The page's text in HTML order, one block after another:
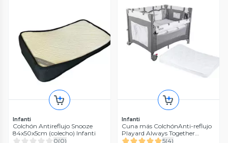
Infanti
Colchón Antireflujo Snooze
84x50x5cm (colecho) Infanti
0(0)
Infanti
Cuna más ColchónAnti-reflujo
Playard Always Together
Marengo
5(4)